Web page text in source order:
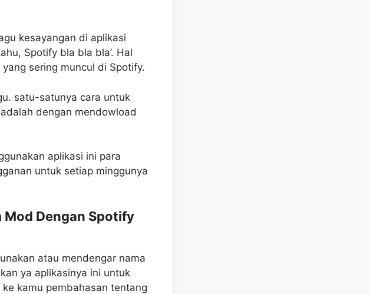
kesayangan di aplikasi
Spotify bla bla bla’. Hal
sering muncul di Spotify.
satu-satunya cara untuk
dengan mendowload
aplikasi ini para
untuk setiap minggunya
Mod Dengan Spotify
atau mendengar nama
ya aplikasinya ini untuk
kamu pembahasan tentang